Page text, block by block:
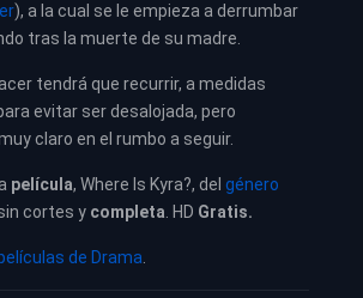
), a la cual se le empieza a derrumbar
tras la muerte de su madre.
tendrá que recurrir, a medidas
evitar ser desalojada, pero
claro en el rumbo a seguir.
la película, Where Is Kyra?, del género
cortes y completa . HD Gratis.
de Drama